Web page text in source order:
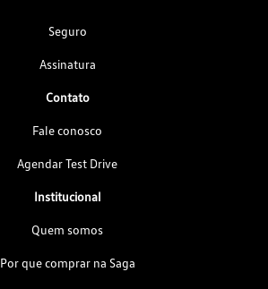
Seguro
Assinatura
Contato
Fale conosco
Agendar Test Drive
Institucional
Quem somos
Por que comprar na Saga